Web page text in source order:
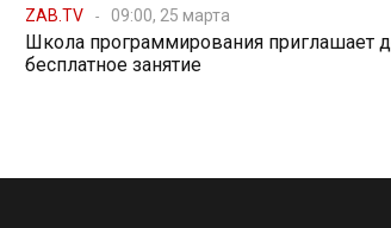
ZAB.TV 09:00, 25 марта
Школа программирования приглашает
бесплатное занятие